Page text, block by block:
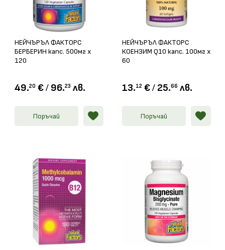
НЕЙЧЪРЪЛ ФАКТОРС
БЕРБЕРИН капс. 500мг x
120
49.20 € / 96.23 лв.
Поръчай
НЕЙЧЪРЪЛ ФАКТОРС
КОЕНЗИМ Q10 капс. 100мг х
60
13.12 € / 25.66 лв.
Поръчай